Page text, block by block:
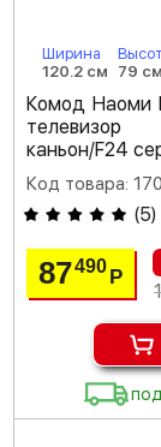
Ширина
120.2 см
79 см
Комод Наоми
каньон/F24
Код товара:
(5)
87490Р